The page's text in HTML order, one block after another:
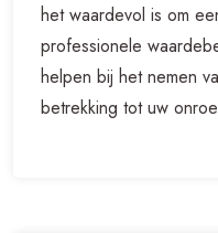
het waardevol is om
professionele
helpen bij het nemen
betrekking tot uw